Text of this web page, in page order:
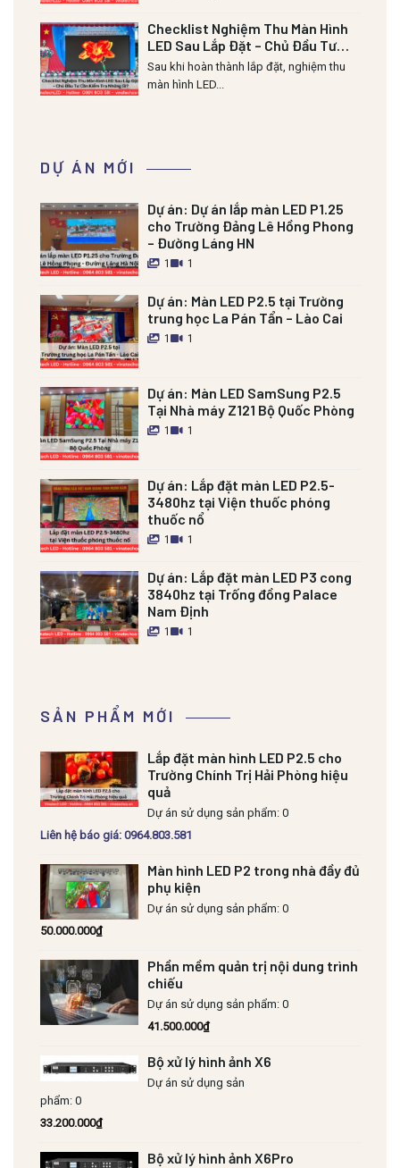
Checklist Nghiệm Thu Màn Hình
LED Sau Lắp Đặt – Chủ Đầu Tư
Cần Kiểm Tra Những Gì?
Sau khi hoàn thành lắp đặt, nghiệm thu
màn hình LED...
DỰ ÁN MỚI
Dự án: Dự án lắp màn LED P1.25
cho Trường Đảng Lê Hồng Phong
– Đường Láng HN
1 1
Dự án: Màn LED P2.5 tại Trường
trung học La Pán Tẩn – Lào Cai
1 1
Dự án: Màn LED SamSung P2.5
Tại Nhà máy Z121 Bộ Quốc Phòng
1 1
Dự án: Lắp đặt màn LED P2.5-
3480hz tại Viện thuốc phóng
thuốc nổ
1 1
Dự án: Lắp đặt màn LED P3 cong
3840hz tại Trống đồng Palace
Nam Định
1 1
SẢN PHẨM MỚI
Lắp đặt màn hình LED P2.5 cho
Trường Chính Trị Hải Phòng hiệu
quả
Dự án sử dụng sản phẩm: 0
Liên hệ báo giá: 0964.803.581
Màn hình LED P2 trong nhà đầy đủ
phụ kiện
Dự án sử dụng sản phẩm: 0
50.000.000₫
Phần mềm quản trị nội dung trình
chiếu
Dự án sử dụng sản phẩm: 0
41.500.000₫
Bộ xử lý hình ảnh X6
Dự án sử dụng sản
phẩm: 0
33.200.000₫
Bộ xử lý hình ảnh X6Pro